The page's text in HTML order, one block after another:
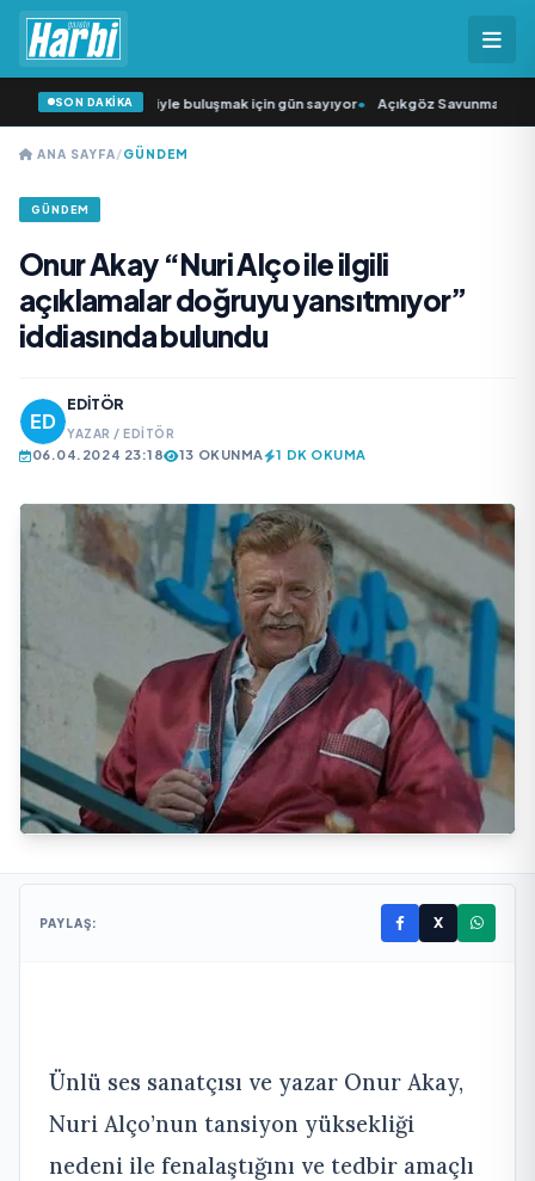
SON DAKİKA
Şarkıcısı” seyircisiyle buluşmak için gün sayıyor• Açıkgöz Savunma
ANA SAYFA/GÜNDEM
GÜNDEM
Onur Akay “Nuri Alço ile ilgili
açıklamalar doğruyu yansıtmıyor”
iddiasında bulundu
EDITÖR
YAZAR / EDITÖR
06.04.2024 23:18 13 OKUNMA 1 DK OKUMA
PAYLAŞ: X
Ünlü ses sanatçısı ve yazar Onur Akay,
Nuri Alço’nun tansiyon yüksekliği
nedeni ile fenalaştığını ve tedbir amaçlı